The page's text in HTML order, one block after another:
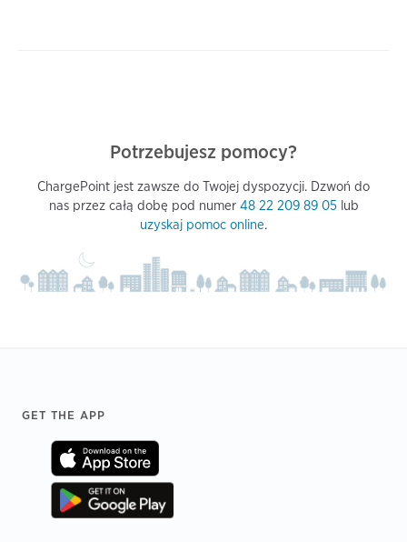
Potrzebujesz pomocy?
ChargePoint jest zawsze do Twojej dyspozycji. Dzwoń do
nas przez całą dobę pod numer 48 22 209 89 05lub
uzyskaj pomoc online.
Footer
GET THE APP